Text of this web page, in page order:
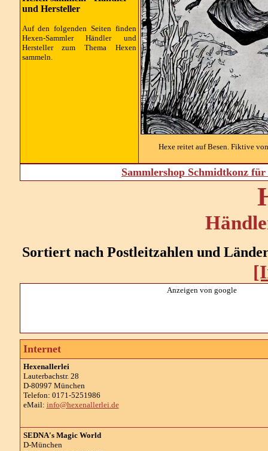
und Hersteller
Auf den folgenden Seiten finden
Hexen-Sammler Händler und
Herstellerzum Thema Hexen
sammeln.
Hexe reitet auf Besen. Fiktive
Sammlershop Schmidtkonz
Sortiert nach Postleitzahlen und
Anzeigen von google
Internet
Hexenallerlei
Lauterbachstr. 28
D-80997 München
Telefon: 0171-5251986
eMail: info@hexenallerlei.de
SEDNA's Magic World
D-München